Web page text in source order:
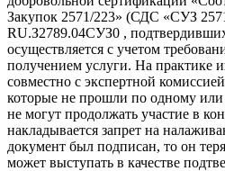
Закупок 2571/223» (СДС «СУЗ
RU.З2789.04СУЗ0 ,
осуществляется с учетом
получением услуги. На практике
совместно с экспертной
которые не прошли по одному
не могут продолжать участие в
накладывается запрет на
документ был подписан, то он
может выступать в качестве